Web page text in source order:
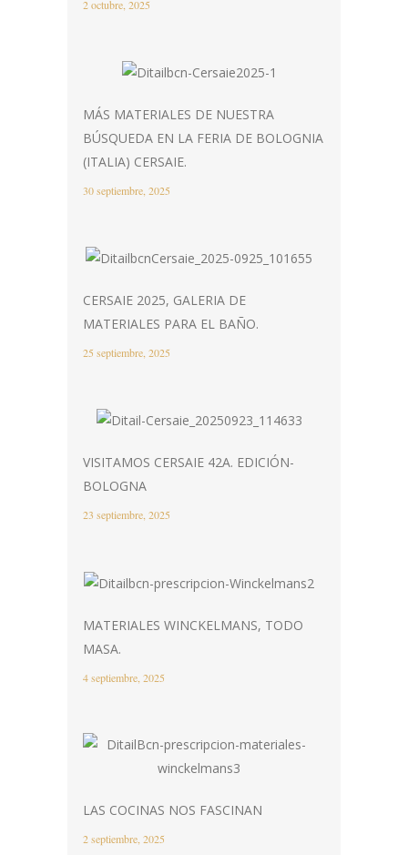
2 octubre, 2025
MÁS MATERIALES DE NUESTRA
BÚSQUEDA EN LA FERIA DE BOLOGNIA
(ITALIA) CERSAIE.
30 septiembre, 2025
CERSAIE 2025, GALERIA DE
MATERIALES PARA EL BAÑO.
25 septiembre, 2025
VISITAMOS CERSAIE 42A. EDICIÓN-
BOLOGNA
23 septiembre, 2025
MATERIALES WINCKELMANS, TODO
MASA.
4 septiembre, 2025
LAS COCINAS NOS FASCINAN
2 septiembre, 2025